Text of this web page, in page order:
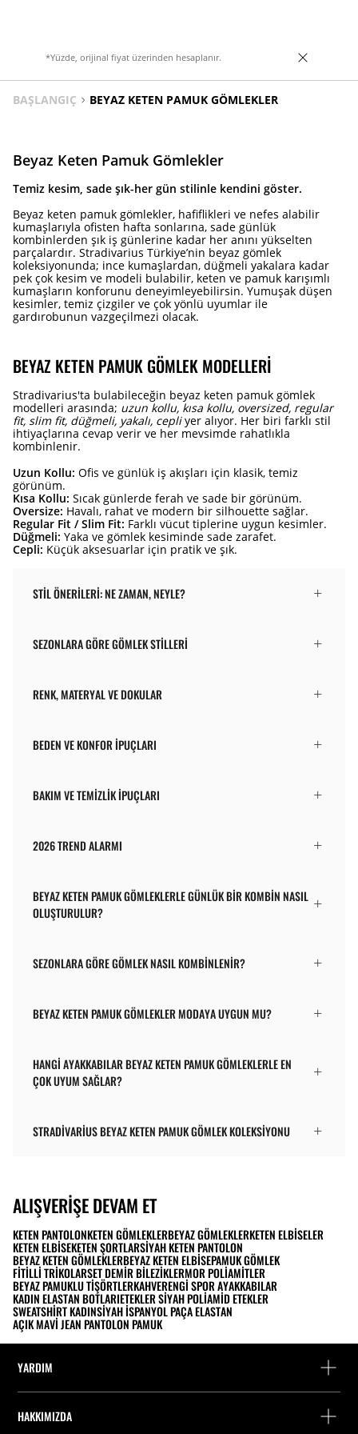
*Yüzde, orijinal fiyat üzerinden hesaplanır.
BAŞLANGIÇ BEYAZ KETEN PAMUK GÖMLEKLER
Beyaz Keten Pamuk Gömlekler
Temiz kesim, sade şık-her gün stilinle kendini göster.
Beyaz keten pamuk gömlekler, hafiflikleri ve nefes alabilir
kumaşlarıyla ofisten hafta sonlarına, sade günlük
kombinlerden şık iş günlerine kadar her anını yükselten
parçalardır. Stradivarius Türkiye’nin beyaz gömlek
koleksiyonunda; ince kumaşlardan, düğmeli yakalara kadar
pek çok kesim ve modeli bulabilir, keten ve pamuk karışımlı
kumaşların konforunu deneyimleyebilirsin. Yumuşak düşen
kesimler, temiz çizgiler ve çok yönlü uyumlar ile
gardırobunun vazgeçilmezi olacak.
BEYAZ KETEN PAMUK GÖMLEK MODELLERI
Stradivarius'ta bulabileceğin beyaz keten pamuk gömlek
modelleri arasında; uzun kollu, kısa kollu, oversized, regular
fit, slim fit, düğmeli, yakalı, cepliyer alıyor. Her biri farklı stil
ihtiyaçlarına cevap verir ve her mevsimde rahatlıkla
kombinlenir.
Uzun Kollu: Ofis ve günlük iş akışları için klasik, temiz
görünüm.
Kısa Kollu: Sıcak günlerde ferah ve sade bir görünüm.
Oversize: Havalı, rahat ve modern bir silhouette sağlar.
Regular Fit / Slim Fit: Farklı vücut tiplerine uygun kesimler.
Düğmeli: Yaka ve gömlek kesiminde sade zarafet.
Cepli: Küçük aksesuarlar için pratik ve şık.
STIL ÖNERILERI: NE ZAMAN, NEYLE?
SEZONLARA GÖRE GÖMLEK STILLERI
RENK, MATERYAL VE DOKULAR
BEDEN VE KONFOR İPUÇLARI
BAKIM VE TEMIZLIK İPUÇLARI
2026 TREND ALARMI
BEYAZ KETEN PAMUK GÖMLEKLERLE GÜNLÜK BIR KOMBIN NASIL
OLUŞTURULUR?
SEZONLARA GÖRE GÖMLEK NASIL KOMBINLENIR?
BEYAZ KETEN PAMUK GÖMLEKLER MODAYA UYGUN MU?
HANGI AYAKKABILAR BEYAZ KETEN PAMUK GÖMLEKLERLE EN
ÇOK UYUM SAĞLAR?
STRADIVARIUS BEYAZ KETEN PAMUK GÖMLEK KOLEKSIYONU
ALIŞVERIŞE DEVAM ET
KETEN PANTOLONKETEN GÖMLEKLERBEYAZ GÖMLEKLERKETEN ELBISELER
KETEN ELBISEKETEN ŞORTLARSIYAH KETEN PANTOLON
BEYAZ KETEN GÖMLEKLERBEYAZ KETEN ELBISEPAMUK GÖMLEK
FITILLI TRIKOLARSET DEMIR BILEZIKLERMOR POLIAMITLER
BEYAZ PAMUKLU TIŞÖRTLERKAHVERENGI SPOR AYAKKABILAR
KADIN ELASTAN BOTLARIETEKLER SIYAH POLIAMID ETEKLER
SWEATSHIRT KADINSIYAH İSPANYOL PAÇA ELASTAN
AÇIK MAVI JEAN PANTOLON PAMUK
YARDIM
Siparişi takip edin
HAKKIMIZDA